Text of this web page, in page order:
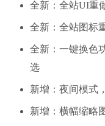
全新：全站UI重
全新：全站图标
全新：一键换色
选
新增：夜间模式
新增：横幅缩略